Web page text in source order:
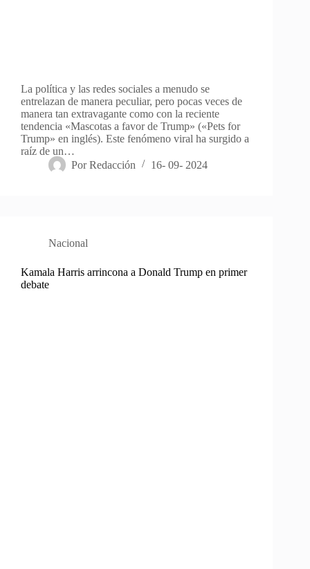
La política y las redes sociales a menudo se
entrelazan de manera peculiar, pero pocas veces de
manera tan extravagante como con la reciente
tendencia «Mascotas a favor de Trump» («Pets for
Trump» en inglés). Este fenómeno viral ha surgido a
raíz de un…
Por Redacción 16- 09- 2024
Nacional
Kamala Harris arrincona a Donald Trump en primer
debate